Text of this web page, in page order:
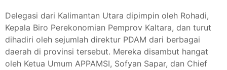
Delegasi dari Kalimantan Utara dipimpin oleh Rohadi,
Kepala Biro Perekonomian Pemprov Kaltara, dan turut
dihadiri oleh sejumlah direktur PDAM dari berbagai
daerah di provinsi tersebut. Mereka disambut hangat
oleh Ketua Umum APPAMSI, Sofyan Sapar, dan Chief